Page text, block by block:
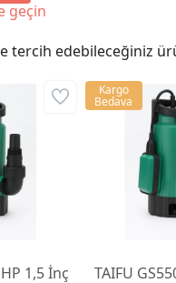
geçin
tercih edebileceğiniz
1,5 İnç
TAIFU
Kargo
Bedava